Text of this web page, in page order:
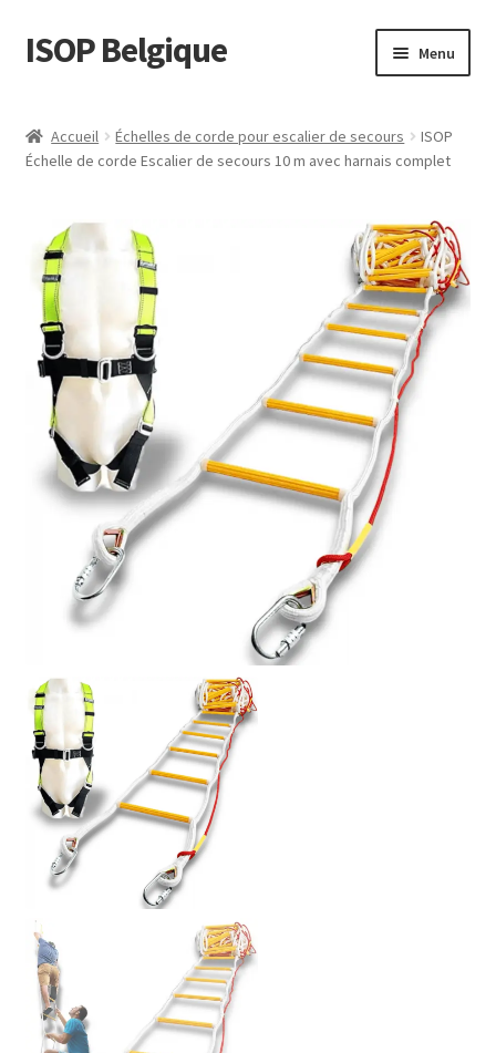
Aller
à
navigation
Aller
au
ISOP Belgique Menu
Sport et plein air
Ensembles de Sauvetage et de Survie
Vente en gros
Des articles
Vidéos
Nous contacter
Accueil Échelles de corde pour escalier de secours
ISOP
Échelle de corde Escalier de secours 10 m avec harnais complet